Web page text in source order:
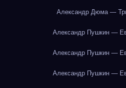
Александр Дюма —
Александр Пушкин —
Александр Пушкин —
Александр Пушкин —